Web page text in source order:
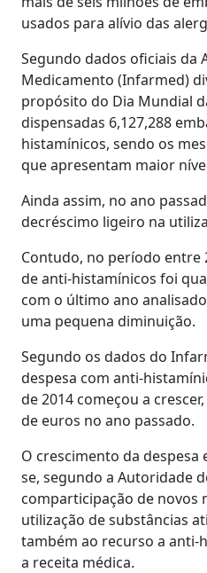
usados para alívio das
Segundo dados oficiais da
Medicamento (Infarmed)
propósito do Dia Mundial
dispensadas 6,127,288
histamínicos, sendo os
que apresentam maior
Ainda assim, no ano
decréscimo ligeiro na
Contudo, no período entre
de anti-histamínicos foi
com o último ano
uma pequena diminuição.
Segundo os dados do
despesa com anti-
de 2014 começou a
de euros no ano passado.
O crescimento da despesa
se, segundo a Autoridade
comparticipação de novos
utilização de substâncias
também ao recurso a anti-
a receita médica.